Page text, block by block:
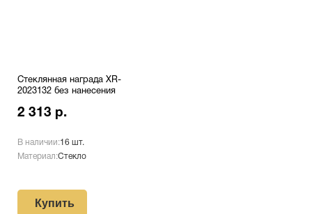
Стеклянная награда XR-
2023132 без нанесения
2 313 р.
В наличии:16 шт.
Материал:Стекло
Купить